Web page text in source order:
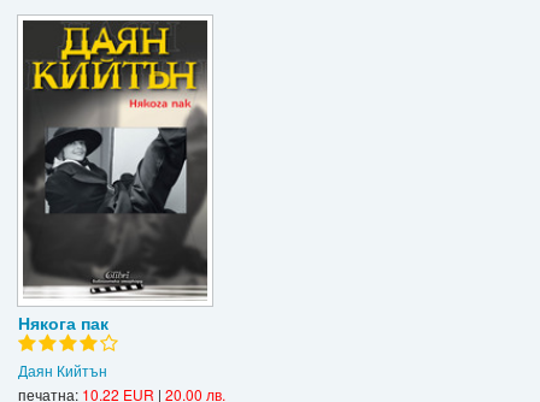
Подаръци
Ваучери
Промоции
Контакти
Регистрация
Някога пак
Даян Кийтън
печатна: 10.22 EUR | 20.00 лв.